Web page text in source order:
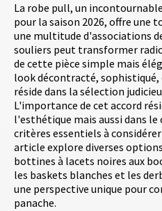
La robe pull, un
pour la saison 2026, offre une
une multitude d'associations
souliers peut transformer
de cette pièce simple mais
look décontracté, sophistiqué,
réside dans la sélection
L'importance de cet accord
l'esthétique mais aussi dans
critères essentiels à
article explore diverses
bottines à lacets noires aux
les baskets blanches et les
une perspective unique pour
panache.